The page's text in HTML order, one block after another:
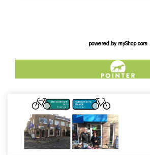
powered by myShop.com